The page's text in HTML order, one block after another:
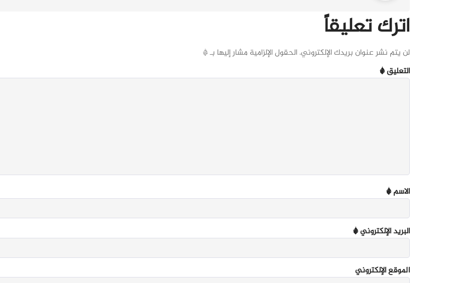
اترك تعليقاً
لن يتم نشر عنوان بريدك الإلكتروني.الحقول الإلزامية مشار إليها بـ*
التعليق*
الاسم*
البريد الإلكتروني*
الموقع الإلكتروني